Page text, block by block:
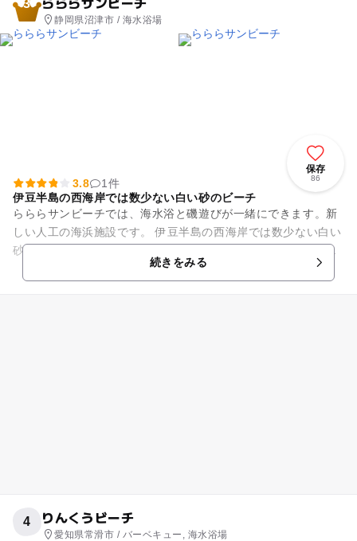
3
静岡県沼津市 / 海水浴場
保存
86
3.8
1件
伊豆半島の西海岸では数少ない白い砂のビーチ
らららサンビーチでは、海水浴と磯遊びが一緒にできます。新
しい人工の海浜施設です。 伊豆半島の西海岸では数少ない白い
砂のビーチが、静岡県沼津市の西浦平沢の海岸線に広がりま
続きをみる
4 りんくうビーチ
愛知県常滑市 / バーベキュー, 海水浴場